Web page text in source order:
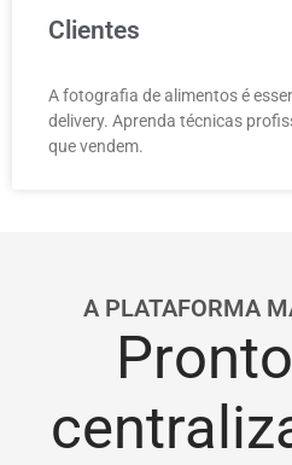
Clientes
A fotografia de alimentos é
delivery. Aprenda técnicas
que vendem.
A PLATAFORMA